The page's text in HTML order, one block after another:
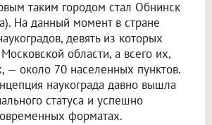
таким городом стал Обнинск
На данный момент в стране
девять из которых
области, а всего их,
— около 70 населенных пунктов.
наукограда давно вышла
статуса и успешно
форматах.